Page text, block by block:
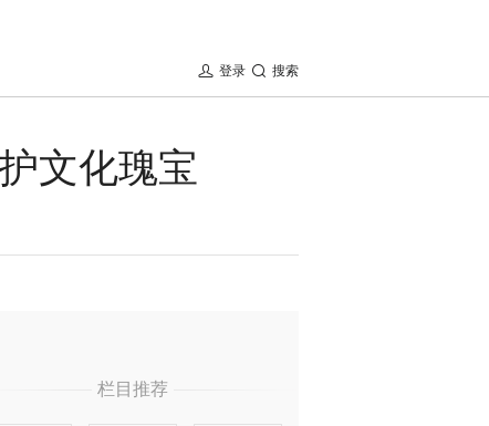
搜索
登录
文化瑰宝
栏目推荐